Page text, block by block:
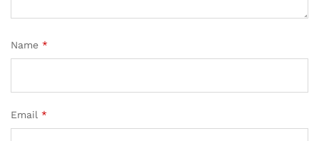
Name *
Email *